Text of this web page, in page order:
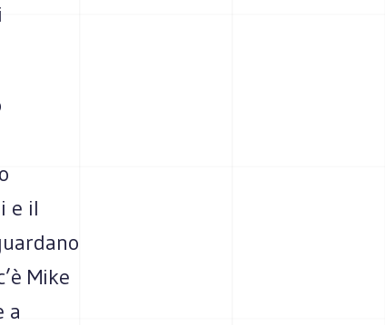
e il
Mike
a